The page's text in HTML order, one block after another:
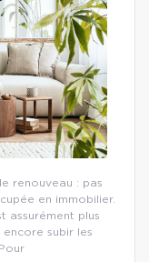
renouveau : pas
en immobilier.
assurément plus
encore subir les